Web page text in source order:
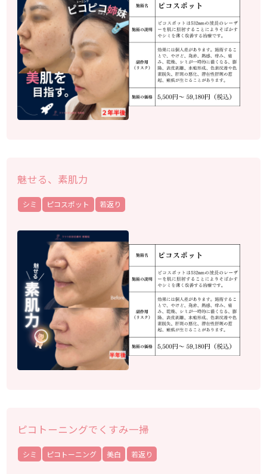
魅せる、素肌力
シミ ピコスポット 若返り
ピコトーニングでくすみ一掃
シミ ピコトーニング 美白 若返り